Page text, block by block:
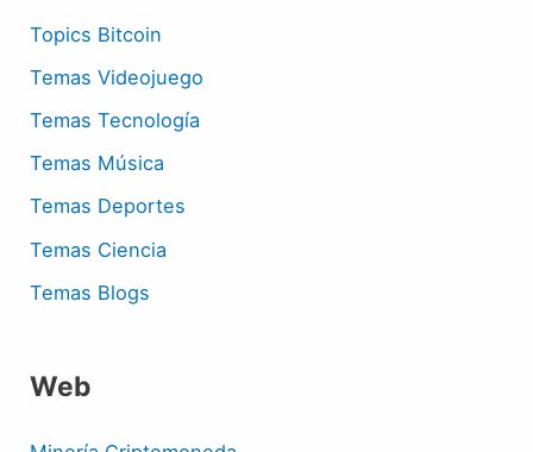
Topics Bitcoin
Temas Videojuego
Temas Tecnología
Temas Música
Temas Deportes
Temas Ciencia
Temas Blogs
Web